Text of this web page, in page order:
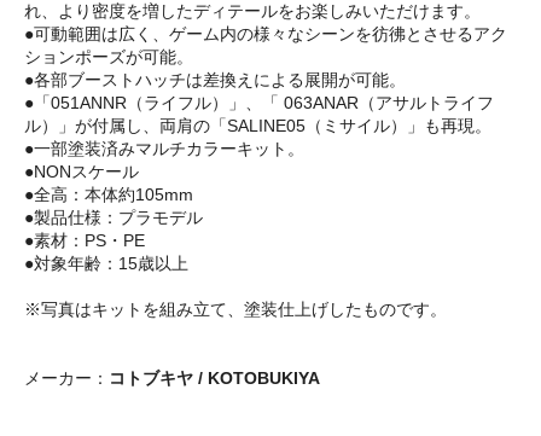
れ、より密度を増したディテールをお楽しみいただけます。
●可動範囲は広く、ゲーム内の様々なシーンを彷彿とさせるアク
ションポーズが可能。
●各部ブーストハッチは差換えによる展開が可能。
●「051ANNR（ライフル）」、「 063ANAR（アサルトライフ
ル）」が付属し、両肩の「SALINE05（ミサイル）」も再現。
●一部塗装済みマルチカラーキット。
●NONスケール
●全高：本体約105mm
●製品仕様：プラモデル
●素材：PS・PE
●対象年齢：15歳以上
※写真はキットを組み立て、塗装仕上げしたものです。
メーカー： コトブキヤ / KOTOBUKIYA